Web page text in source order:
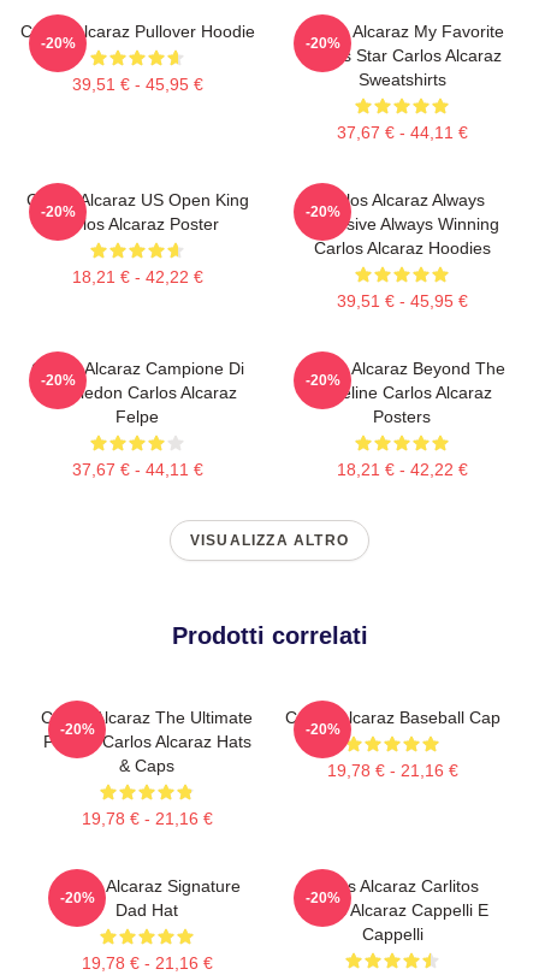
Carlos Alcaraz Pullover Hoodie
39,51 € - 45,95 €
-20%
Carlos Alcaraz My Favorite
Tennis Star Carlos Alcaraz
Sweatshirts
37,67 € - 44,11 €
-20%
Carlos Alcaraz US Open King
Carlos Alcaraz Poster
18,21 € - 42,22 €
-20%
Carlos Alcaraz Always
Explosive Always Winning
Carlos Alcaraz Hoodies
39,51 € - 45,95 €
-20%
Carlos Alcaraz Campione Di
Wimbledon Carlos Alcaraz
Felpe
37,67 € - 44,11 €
-20%
Carlos Alcaraz Beyond The
Baseline Carlos Alcaraz
Posters
18,21 € - 42,22 €
-20%
VISUALIZZA ALTRO
Prodotti correlati
Carlos Alcaraz The Ultimate
Fighter Carlos Alcaraz Hats
& Caps
19,78 € - 21,16 €
-20%
Carlos Alcaraz Baseball Cap
19,78 € - 21,16 €
-20%
Carlos Alcaraz Signature
Dad Hat
19,78 € - 21,16 €
-20%
Carlos Alcaraz Carlitos
Carlos Alcaraz Cappelli E
Cappelli
-20%